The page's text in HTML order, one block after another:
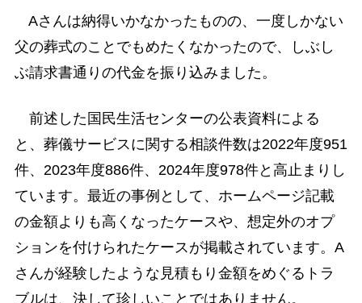
Aさんは納得いかなかったものの、一度しかない
父の葬式のことでもめたくなかったので、しぶし
ぶ請求書通りの代金を振り込みました。
前述した国民生活センターの公表資料による
と、葬儀サービスに関する相談件数は2022年度951
件、2023年度886件、2024年度978件と高止まりし
ています。最近の事例として、ホームページ記載
の金額よりも高くなったケースや、想定外のオプ
ションを付けられたケースが掲載されています。A
さんが経験したような見積もり金額をめぐるトラ
ブルは、決して珍しいことではありません。